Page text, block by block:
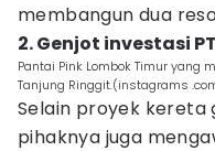
membangun dua
2. Genjot investasi
Pantai Pink Lombok Timur yang
Tanjung Ringgit.(instagrams
Selain proyek kereta
pihaknya juga